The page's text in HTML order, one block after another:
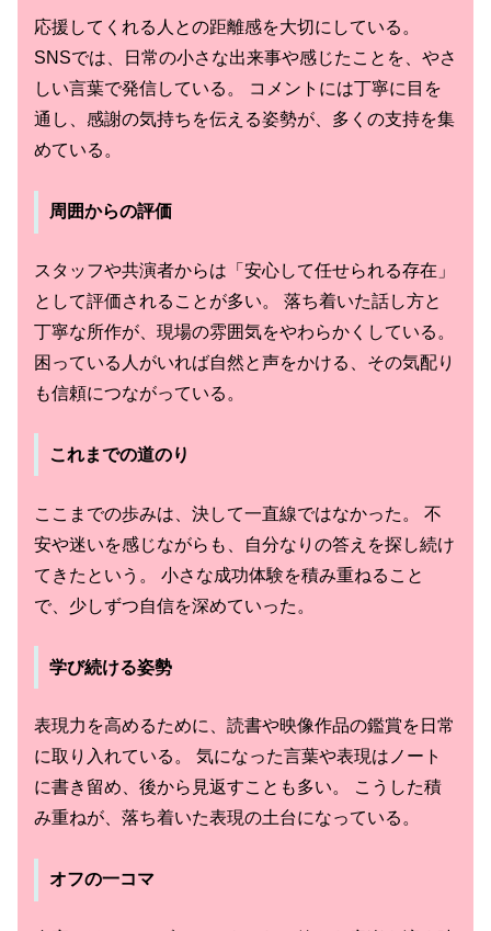
応援してくれる人との距離感を大切にしている。
SNSでは、日常の小さな出来事や感じたことを、やさ
しい言葉で発信している。 コメントには丁寧に目を
通し、感謝の気持ちを伝える姿勢が、多くの支持を集
めている。
周囲からの評価
スタッフや共演者からは「安心して任せられる存在」
として評価されることが多い。 落ち着いた話し方と
丁寧な所作が、現場の雰囲気をやわらかくしている。
困っている人がいれば自然と声をかける、その気配り
も信頼につながっている。
これまでの道のり
ここまでの歩みは、決して一直線ではなかった。 不
安や迷いを感じながらも、自分なりの答えを探し続け
てきたという。 小さな成功体験を積み重ねること
で、少しずつ自信を深めていった。
学び続ける姿勢
表現力を高めるために、読書や映像作品の鑑賞を日常
に取り入れている。 気になった言葉や表現はノート
に書き留め、後から見返すことも多い。 こうした積
み重ねが、落ち着いた表現の土台になっている。
オフの一コマ